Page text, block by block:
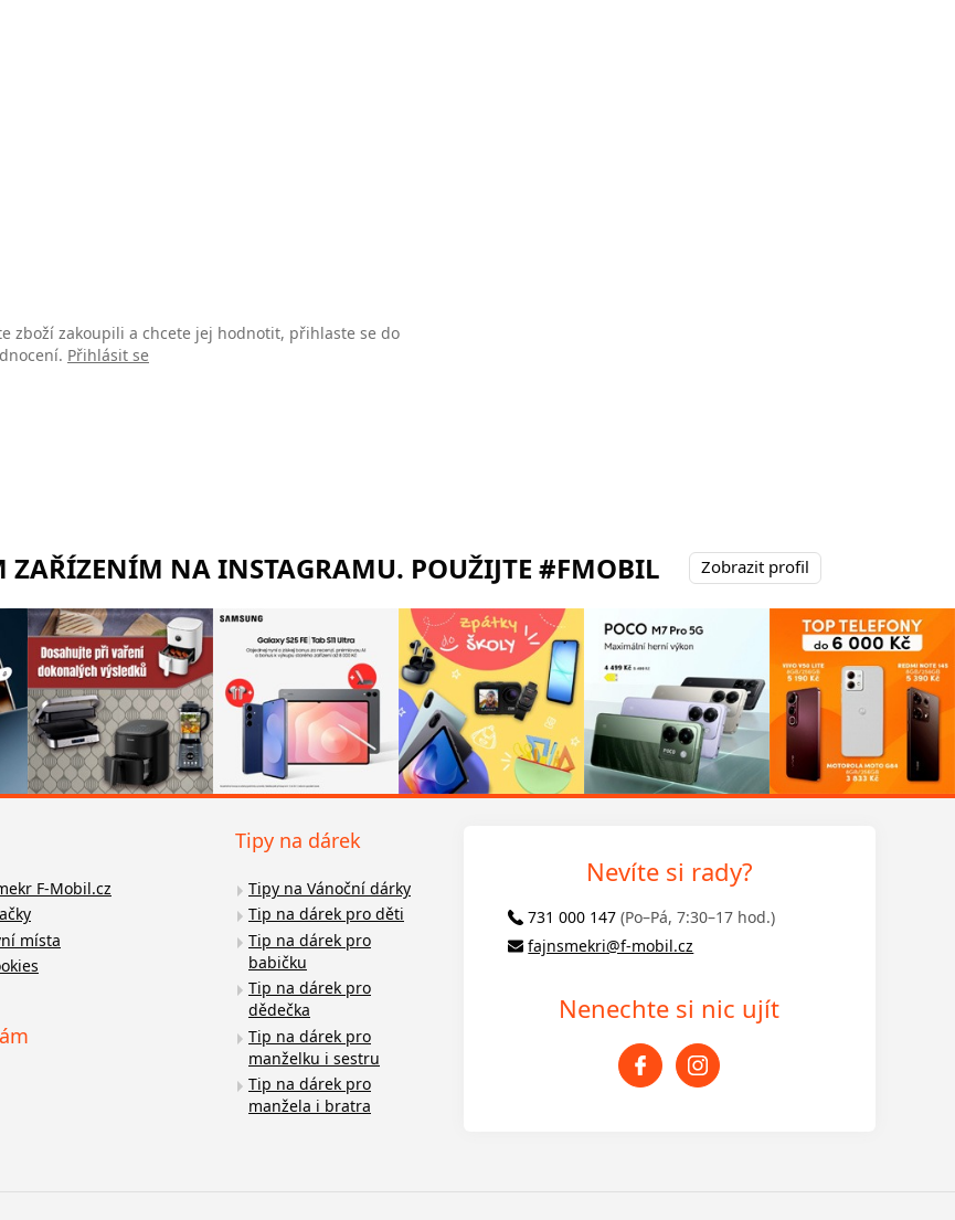
zboží zakoupili a chcete jej hodnotit, přihlaste se do
Přihlásit se
ZAŘÍZENÍM NA INSTAGRAMU. POUŽIJTE #FMOBIL Zobrazit profil
F-Mobil.cz
místa
Tipy na dárek
Tipy na Vánoční dárky
Tip na dárek pro děti
Tip na dárek pro
babičku
Tip na dárek pro
dědečka
Tip na dárek pro
manželku i sestru
Tip na dárek pro
manžela i bratra
Nevíte si rady?
731 000 147 (Po–Pá, 7:30–17 hod.)
fajnsmekri@f-mobil.cz
Nenechte si nic ujít